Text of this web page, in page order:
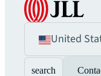
United
search